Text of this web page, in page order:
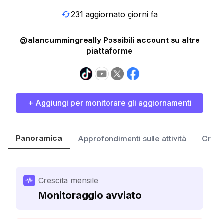
231 aggiornato giorni fa
@alancummingreally Possibili account su altre
piattaforme
+ Aggiungi per monitorare gli aggiornamenti
Panoramica Approfondimenti sulle attività
Crescita mensile
Monitoraggio avviato